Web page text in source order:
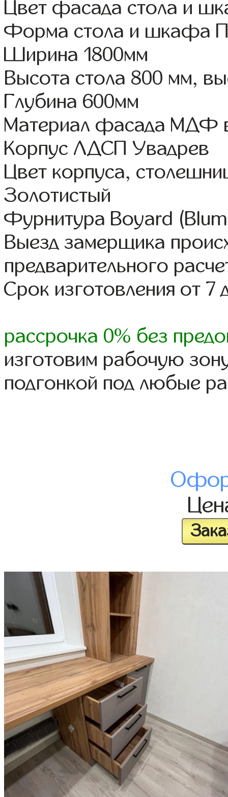
Цвет фасада стола и
Форма стола и шкафа
Ширина 1800мм
Высота стола 800 мм,
Глубина 600мм
Материал фасада МДФ
Корпус ЛДСП Увадрев
Цвет корпуса,
Золотистый
Фурнитура Boyard
Выезд замерщика
предварительного
Срок изготовления от 7
рассрочка 0% без
изготовим рабочую
подгонкой под любые